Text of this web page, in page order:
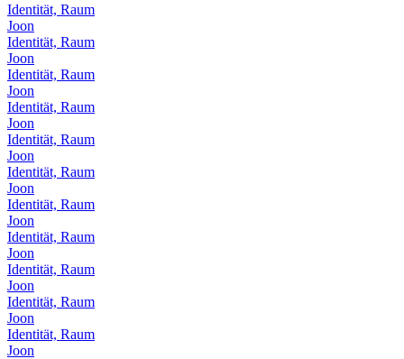
Identität, Raum
Joon
Identität, Raum
Joon
Identität, Raum
Joon
Identität, Raum
Joon
Identität, Raum
Joon
Identität, Raum
Joon
Identität, Raum
Joon
Identität, Raum
Joon
Identität, Raum
Joon
Identität, Raum
Joon
Identität, Raum
Joon